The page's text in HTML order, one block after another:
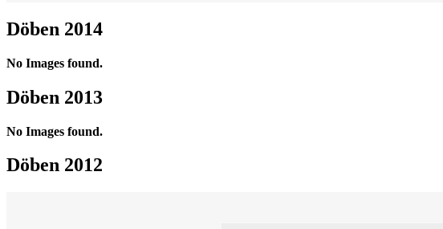
Döben 2014
No Images found.
Döben 2013
No Images found.
Döben 2012